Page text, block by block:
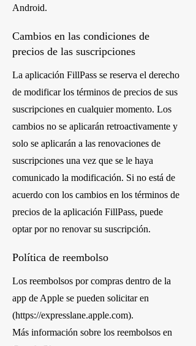
Android.
Cambios en las condiciones de
precios de las suscripciones
La aplicación FillPass se reserva el derecho
de modificar los términos de precios de sus
suscripciones en cualquier momento. Los
cambios no se aplicarán retroactivamente y
solo se aplicarán a las renovaciones de
suscripciones una vez que se le haya
comunicado la modificación. Si no está de
acuerdo con los cambios en los términos de
precios de la aplicación FillPass, puede
optar por no renovar su suscripción.
Política de reembolso
Los reembolsos por compras dentro de la
app de Apple se pueden solicitar en
(https://expresslane.apple.com).
Más información sobre los reembolsos en